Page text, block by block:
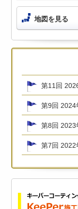
地図を見る
第11回
第9回 2024
第8回 2023
第7回 2022